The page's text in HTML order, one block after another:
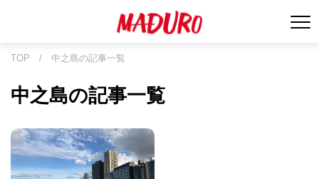
TOP / 中之島の記事一覧
中之島の記事一覧